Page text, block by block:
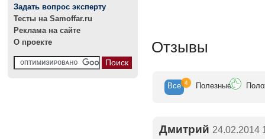
Задать вопрос эксперту
Тесты на Samoffar.ru
Реклама на сайте
О проекте
Отзывы
Все 4 Полезные
Дмитрий 24.02.2014